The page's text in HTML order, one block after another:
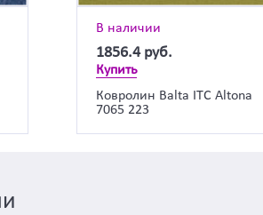
В наличии
1856.4 руб.
Купить
Ковролин Balta ITC Altona
7065 223